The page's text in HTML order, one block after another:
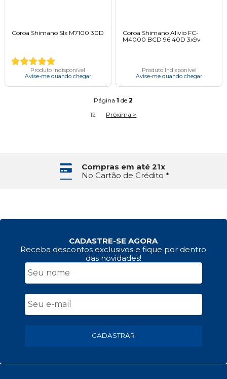
Coroa Shimano Slx M7100 30D
Produto Indisponível
Avise-me quando chegar
Coroa Shimano Alivio FC-
M4000 BCD 96 40D 3x9v
Produto Indisponível
Avise-me quando chegar
Página1 de2
12 Próxima >
Compras em até 21x
No Cartão de Crédito *
CADASTRE-SE AGORA
Receba descontos exclusivos e fique por dentro
das novidades!
CADASTRAR